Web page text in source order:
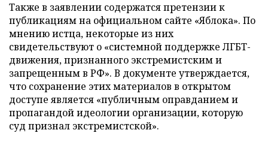
Также в заявлении содержатся претензии к
публикациям на официальном сайте «Яблока». По
мнению истца, некоторые из них
свидетельствуют о «системной поддержке ЛГБТ-
движения, признанного экстремистским и
запрещенным в РФ». В документе утверждается,
что сохранение этих материалов в открытом
доступе является «публичным оправданием и
пропагандой идеологии организации, которую
суд признал экстремистской».